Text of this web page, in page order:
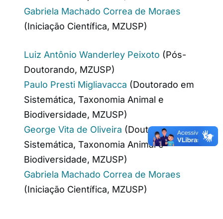
Gabriela Machado Correa de Moraes
(Iniciação Científica, MZUSP)
Luiz Antônio Wanderley Peixoto (Pós-
Doutorando, MZUSP)
Paulo Presti Migliavacca (Doutorado em
Sistemática, Taxonomia Animal e
Biodiversidade, MZUSP)
George Vita de Oliveira (Doutorado em
Sistemática, Taxonomia Animal e
Biodiversidade, MZUSP)
Gabriela Machado Correa de Moraes
(Iniciação Científica, MZUSP)